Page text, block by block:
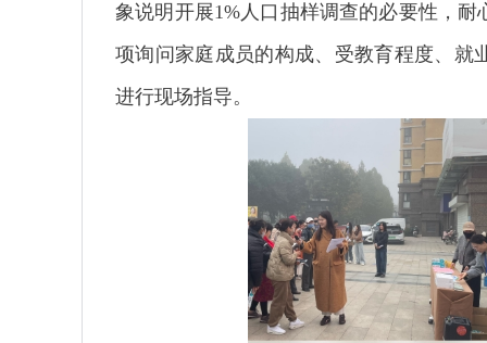
象说明开展1%人口抽样调查的必要性，
项询问家庭成员的构成、受教育程度、就
进行现场指导。